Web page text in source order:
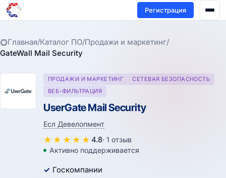
Регистрация
Главная/Каталог ПО/Продажи и маркетинг/
GateWall Mail Security
ПРОДАЖИ И МАРКЕТИНГ
СЕТЕВАЯ БЕЗОПАСНОСТЬ
ВЕБ-ФИЛЬТРАЦИЯ
UserGate Mail Security
Есл Девелопмент
★ ★ ★ ★ ★ 4.8· 1 отзыв
Активно поддерживается
Госкомпании